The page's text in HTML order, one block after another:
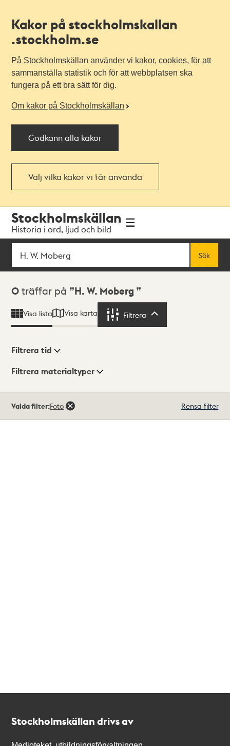
Kakor på stockholmskallan
.stockholm.se
På Stockholmskällan använder vi kakor, cookies, för att
sammanställa statistik och för att webbplatsen ska
fungera på ett bra sätt för dig.
Om kakor på Stockholmskällan
Godkänn alla kakor
Välj vilka kakor vi får använda
navigationen
huvudinnehållet
Stockholmskällan
Historia i ord, ljud och bild
Sök
Sök
Sökresultat
0 träffar på H. W. Moberg
Visa lista Visa karta Filtrera
Visningsläge
Filtrera tid
Filtrera materialtyper
träffar
Valda filter:Foto Rensa filter
Stockholmskällan drivs av